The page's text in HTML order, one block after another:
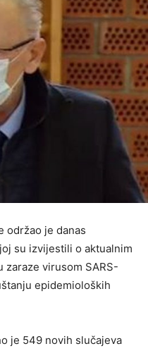
održao je danas
su izvijestili o aktualnim
zaraze virusom SARS-
epidemioloških
je 549 novih slučajeva